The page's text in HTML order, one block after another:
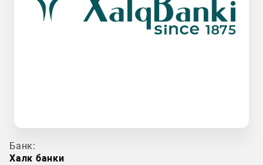
Банк:
Халк банки